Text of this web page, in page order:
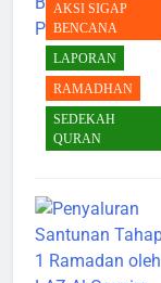
AKSI SIGAP
BENCANA
LAPORAN
RAMADHAN
SEDEKAH
QURAN